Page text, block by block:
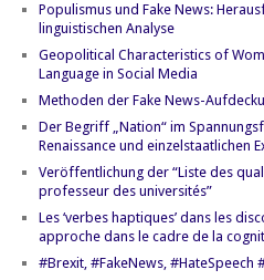
Populismus und Fake News:
linguistischen Analyse
Geopolitical Characteristics of
Language in Social Media
Methoden der Fake News-
Der Begriff „Nation“ im
Renaissance und einzelstaatlichen
Veröffentlichung der “Liste des
professeur des universités”
Les ‘verbes haptiques’ dans les
approche dans le cadre de la
#Brexit, #FakeNews, #HateSpeech